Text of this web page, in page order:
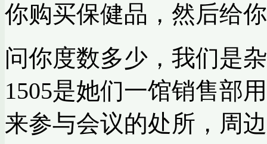
你购买保健品，然后给
问你度数多少，我们是
1505是她们一馆销售部
来参与会议的处所，周